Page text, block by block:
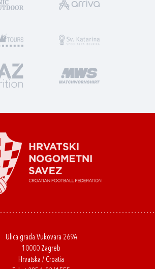
Ulica grada Vukovara 269A
10000 Zagreb
Hrvatska / Croatia